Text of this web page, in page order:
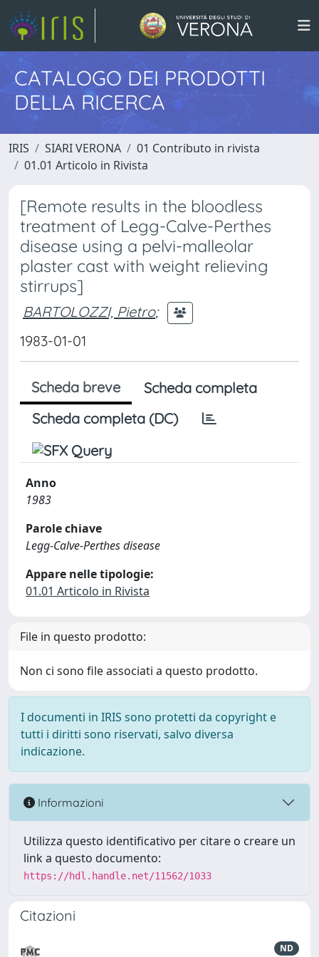
CATALOGO DEI PRODOTTI
DELLA RICERCA
IRIS SIARI VERONA
01 Contributo in rivista
01.01 Articolo in Rivista
[Remote results in the bloodless
treatment of Legg-Calve-Perthes
disease using a pelvi-malleolar
plaster cast with weight relieving
stirrups]
BARTOLOZZI, Pietro;
1983-01-01
Scheda breve
Scheda completa
Scheda completa (DC)
Anno
1983
Parole chiave
Legg-Calve-Perthes disease
Appare nelle tipologie:
01.01 Articolo in Rivista
File in questo prodotto:
Non ci sono file associati a questo prodotto.
I documenti in IRIS sono protetti da copyright e
tutti i diritti sono riservati, salvo diversa
indicazione.
Informazioni
Utilizza questo identificativo per citare o creare un
link a questo documento:
https://hdl.handle.net/11562/1033
Citazioni
ND